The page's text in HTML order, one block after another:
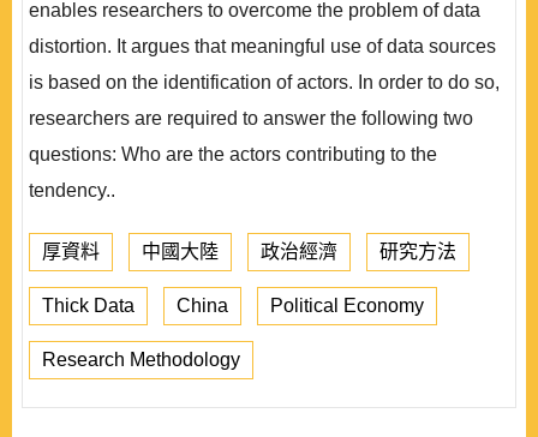
enables researchers to overcome the problem of data
distortion. It argues that meaningful use of data sources
is based on the identification of actors. In order to do so,
researchers are required to answer the following two
questions: Who are the actors contributing to the
tendency..
厚資料 中國大陸 政治經濟 研究方法
Thick Data China Political Economy
Research Methodology